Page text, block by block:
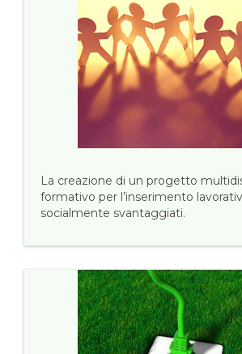
La creazione di un progetto
formativo per l’inserimento
socialmente svantaggiati.